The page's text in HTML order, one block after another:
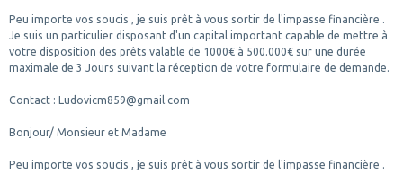
Peu importe vos soucis , je suis prêt à vous sortir de l'impasse financière .
Je suis un particulier disposant d'un capital important capable de mettre à
votre disposition des prêts valable de 1000€ à 500.000€ sur une durée
maximale de 3 Jours suivant la réception de votre formulaire de demande.
Contact : Ludovicm859@gmail.com
Bonjour/ Monsieur et Madame
Peu importe vos soucis , je suis prêt à vous sortir de l'impasse financière .